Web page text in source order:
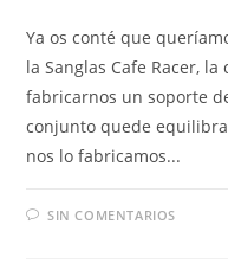
Ya os conté que
la Sanglas Cafe Racer,
fabricarnos un soporte
conjunto quede
nos lo fabricamos...
SIN COMENTARIOS